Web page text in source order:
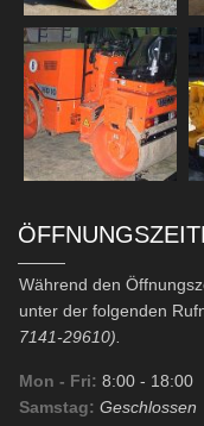
Während den
unter der folgenden
7141-29610).
Mon - Fri: 8:00 - 18:00
Samstag: Geschlossen